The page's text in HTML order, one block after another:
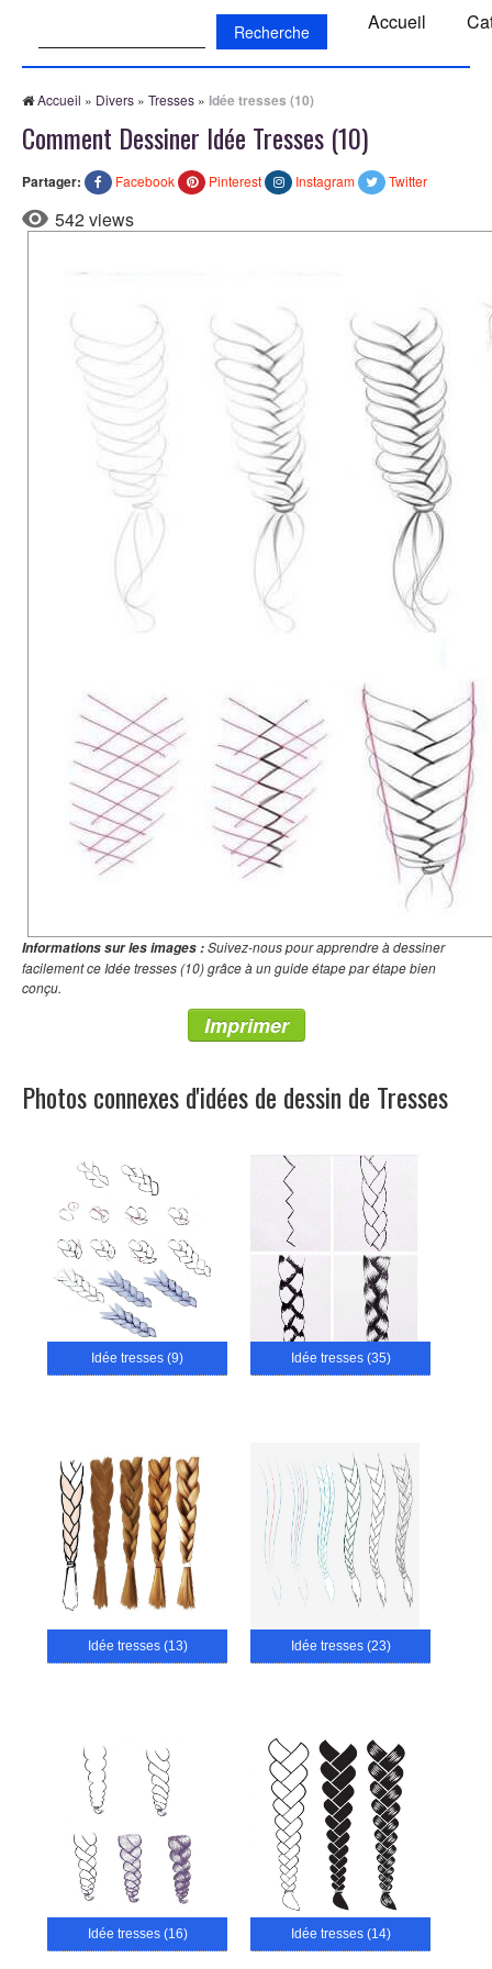
Accueil
Accueil » Divers » Tresses » Idée tresses (10)
Comment Dessiner Idée Tresses (10)
Partager: Facebook Pinterest Instagram Twitter
542 views
Informations sur les images :Suivez-nous pour apprendre à dessiner
facilement ce Idée tresses (10) grâce à un guide étape par étape bien
conçu.
Imprimer
Photos connexes d'idées de dessin de Tresses
Idée tresses (9) Idée tresses (35)
Idée tresses (13) Idée tresses (23)
Idée tresses (16) Idée tresses (14)